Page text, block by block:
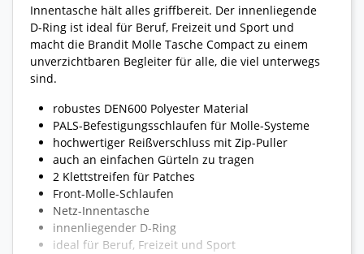
Innentasche hält alles griffbereit. Der innenliegende
D-Ring ist ideal für Beruf, Freizeit und Sport und
macht die Brandit Molle Tasche Compact zu einem
unverzichtbaren Begleiter für alle, die viel unterwegs
sind.
robustes DEN600 Polyester Material
PALS-Befestigungsschlaufen für Molle-Systeme
hochwertiger Reißverschluss mit Zip-Puller
auch an einfachen Gürteln zu tragen
2 Klettstreifen für Patches
Front-Molle-Schlaufen
Netz-Innentasche
innenliegender D-Ring
ideal für Beruf, Freizeit und Sport